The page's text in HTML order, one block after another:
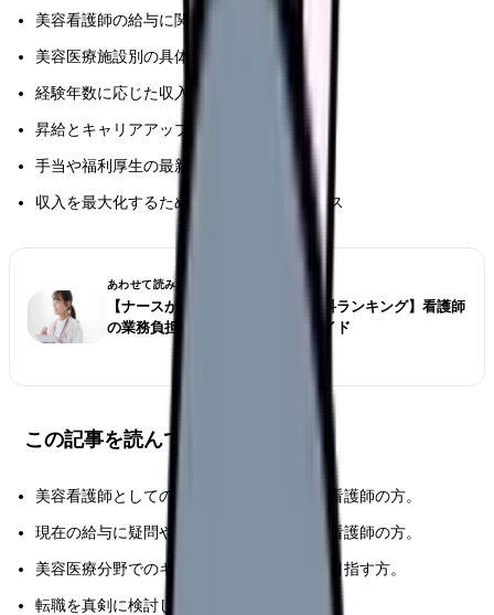
美容看護師の給与に関する重要な情報
美容医療施設別の具体的な給与水準の全貌
経験年数に応じた収入変化の詳細
昇給とキャリアアップの実践的な戦略
手当や福利厚生の最新実態
収入を最大化するための実践的なアドバイス
あわせて読みたい
【ナースが選ぶ仕事が大変な診療科ランキング】看護師
の業務負担とストレス対策完全ガイド
この記事を読んでほしい人
美容看護師としてのキャリアに興味がある看護師の方。
現在の給与に疑問や不満を感じている美容看護師の方。
美容医療分野でのキャリアアップを真剣に目指す方。
転職を真剣に検討している美容看護師の方。